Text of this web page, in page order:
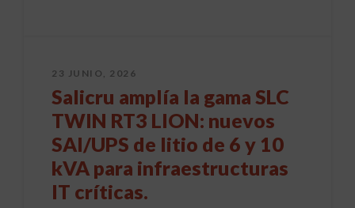
23 JUNIO, 2026
Salicru amplía la gama SLC
TWIN RT3 LION: nuevos
SAI/UPS de litio de 6 y 10
kVA para infraestructuras
IT críticas.